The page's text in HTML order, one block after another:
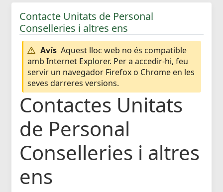
Contacte Unitats de Personal
Conselleries i altres ens
Avís Aquest lloc web no és compatible
amb Internet Explorer. Per a accedir-hi, feu
servir un navegador Firefox o Chrome en les
seves darreres versions.
Contactes Unitats
de Personal
Conselleries i altres
ens